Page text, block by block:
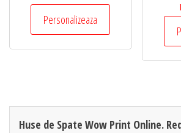
Personalizeaza
Huse de Spate Wow Print Online.